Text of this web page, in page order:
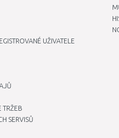
UŽIVATELE
TRŽEB
SERVISŮ